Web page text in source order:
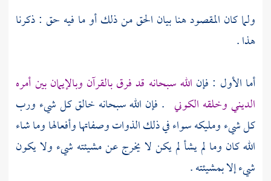
ولما كان المقصود هنا بيان الحق من ذلك أو ما فيه حق : ذكرنا
هذا .
أما الأول : فإن الله سبحانه قد فرق بالقرآن وبالإيمان بين أمره
الديني وخلقه الكوني . فإن الله سبحانه خالق كل شيء ورب
كل شيء ومليكه سواء في ذلك الذوات وصفاتها وأفعالها وما شاء
الله كان وما لم يشأ لم يكن لا يخرج عن مشيئته شيء ولا يكون
شيء إلا بمشيئته .